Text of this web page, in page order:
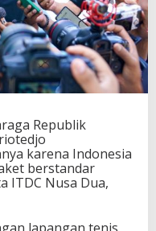
Republik
karena Indonesia
berstandar
ITDC Nusa Dua,